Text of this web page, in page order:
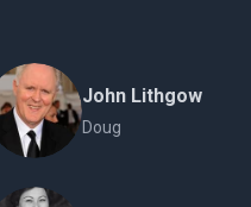
John Lithgow
Doug